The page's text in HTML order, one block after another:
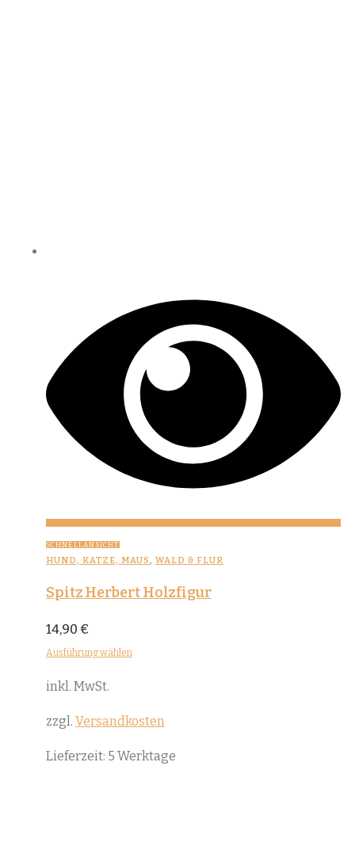
SCHNELLANSICHT
HUND, KATZE, MAUS, WALD & FLUR
Spitz Herbert Holzfigur
14,90 €
Ausführung wählen
Produkt
weist
Varianten
inkl. MwSt.
zzgl. Versandkosten
Lieferzeit: 5 Werktage